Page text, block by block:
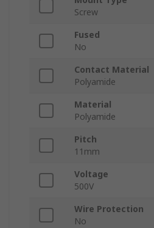
Screw
Fused
No
Contact Material
Polyamide
Material
Polyamide
Pitch
11mm
Voltage
500V
Wire Protection
No